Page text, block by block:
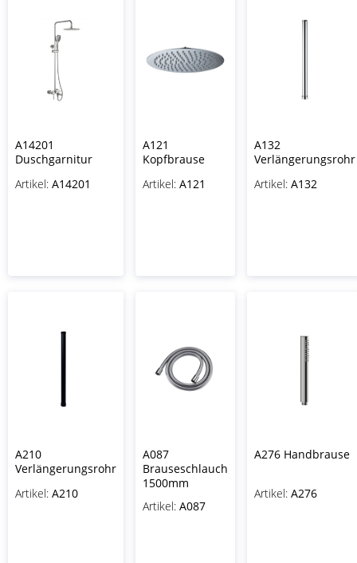
A14201
Duschgarnitur
Artikel: A14201
A121
Kopfbrause
Artikel: A121
A132
Verlängerungsrohr
Artikel: A132
A210
Verlängerungsrohr
Artikel: A210
A087
Brauseschlauch
1500mm
Artikel: A087
A276 Handbrause
Artikel: A276